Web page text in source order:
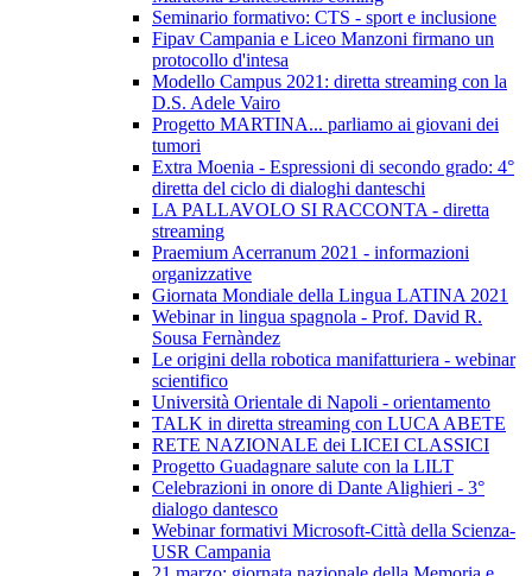
Seminario formativo: CTS - sport e inclusione
Fipav Campania e Liceo Manzoni firmano un
protocollo d'intesa
Modello Campus 2021: diretta streaming con la
D.S. Adele Vairo
Progetto MARTINA... parliamo ai giovani dei
tumori
Extra Moenia - Espressioni di secondo grado: 4°
diretta del ciclo di dialoghi danteschi
LA PALLAVOLO SI RACCONTA - diretta
streaming
Praemium Acerranum 2021 - informazioni
organizzative
Giornata Mondiale della Lingua LATINA 2021
Webinar in lingua spagnola - Prof. David R.
Sousa Fernàndez
Le origini della robotica manifatturiera - webinar
scientifico
Università Orientale di Napoli - orientamento
TALK in diretta streaming con LUCA ABETE
RETE NAZIONALE dei LICEI CLASSICI
Progetto Guadagnare salute con la LILT
Celebrazioni in onore di Dante Alighieri - 3°
dialogo dantesco
Webinar formativi Microsoft-Città della Scienza-
USR Campania